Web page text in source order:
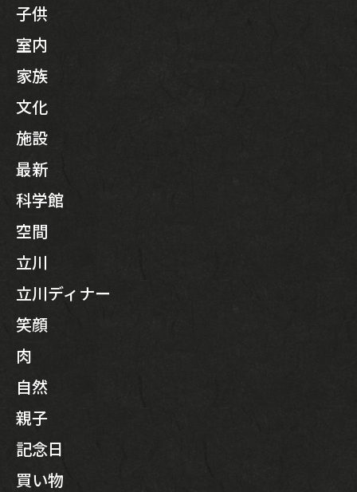
子供
室内
家族
文化
施設
最新
科学館
空間
立川
立川ディナー
笑顔
肉
自然
親子
記念日
買い物